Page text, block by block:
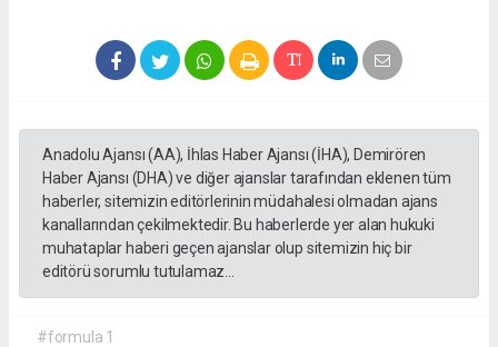
Anadolu Ajansı (AA), İhlas Haber Ajansı (İHA), Demirören
Haber Ajansı (DHA) ve diğer ajanslar tarafından eklenen tüm
haberler, sitemizin editörlerinin müdahalesi olmadan ajans
kanallarından çekilmektedir. Bu haberlerde yer alan hukuki
muhataplar haberi geçen ajanslar olup sitemizin hiç bir
editörü sorumlu tutulamaz...
#formula 1